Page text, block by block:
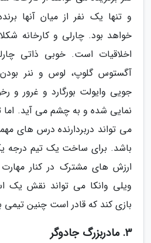
و تنها یک نفر از میان آنها
خواهد بود. چارلی و کارخانه
اخلاقیات است. خوبی ذاتی
آگستوس گلوپ، لوس و ننر
جویی وایولت بورگارد و غرور و
نمایی شده و به چشم می آید. اما
می تواند دربردارنده درس های
باشد. برای ساخت یک تیم درجه
ارزش های مشترک در کنار مهارت
ویلی وانکا می تواند نقش یک
بازی کند که قادر است چنین تیمی
3. مادربزرگ جادوگر